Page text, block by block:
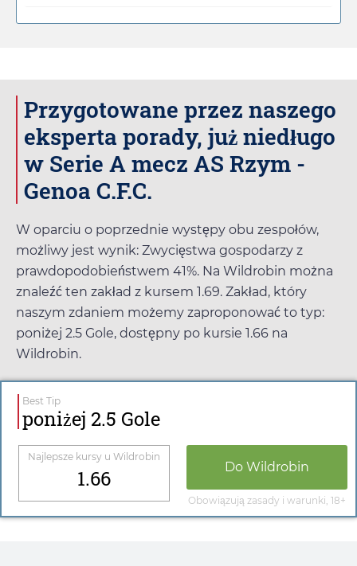
Przygotowane przez naszego
eksperta porady, już niedługo
w Serie A mecz AS Rzym -
Genoa C.F.C.
W oparciu o poprzednie występy obu zespołów,
możliwy jest wynik: Zwycięstwa gospodarzy z
prawdopodobieństwem 41%. Na Wildrobin można
znaleźć ten zakład z kursem 1.69. Zakład, który
naszym zdaniem możemy zaproponować to typ:
poniżej 2.5 Gole, dostępny po kursie 1.66 na
Wildrobin.
Best Tip
poniżej 2.5 Gole
Najlepsze kursy u Wildrobin
1.66 Do Wildrobin
Obowiązują zasady i warunki, 18+